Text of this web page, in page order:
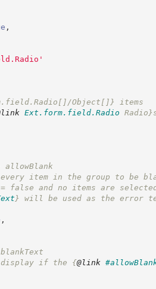
,
'
Object[]} items
Ext.form.field.Radio Radio}
allowBlank
item in the group to be
and no items are
} will be used as the error
,
blankText
if the {@link